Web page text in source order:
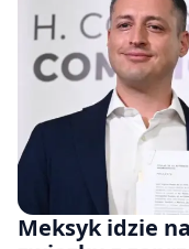
Meksyk idzie